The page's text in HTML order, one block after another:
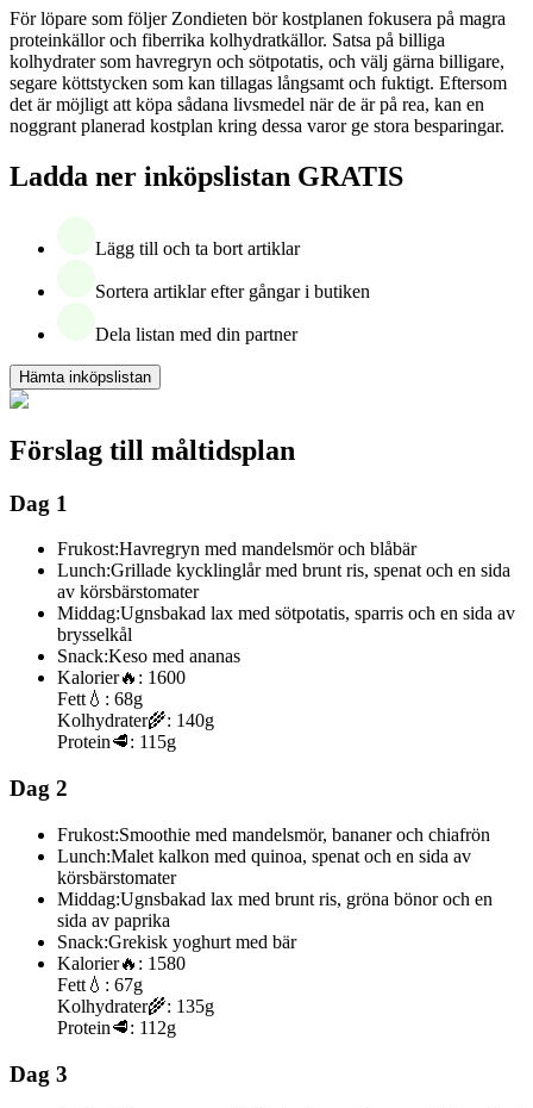
För löpare som följer Zondieten bör kostplanen fokusera på magra
proteinkällor och fiberrika kolhydratkällor. Satsa på billiga
kolhydrater som havregryn och sötpotatis, och välj gärna billigare,
segare köttstycken som kan tillagas långsamt och fuktigt. Eftersom
det är möjligt att köpa sådana livsmedel när de är på rea, kan en
noggrant planerad kostplan kring dessa varor ge stora besparingar.
Ladda ner inköpslistan GRATIS
Lägg till och ta bort artiklar
Sortera artiklar efter gångar i butiken
Dela listan med din partner
Hämta inköpslistan
Förslag till måltidsplan
Dag 1
Frukost:Havregryn med mandelsmör och blåbär
Lunch:Grillade kycklinglår med brunt ris, spenat och en sida
av körsbärstomater
Middag:Ugnsbakad lax med sötpotatis, sparris och en sida av
brysselkål
Snack:Keso med ananas
Kalorier🔥: 1600
Fett 💧: 68g
Kolhydrater🌾: 140g
Protein🥩: 115g
Dag 2
Frukost:Smoothie med mandelsmör, bananer och chiafrön
Lunch:Malet kalkon med quinoa, spenat och en sida av
körsbärstomater
Middag:Ugnsbakad lax med brunt ris, gröna bönor och en
sida av paprika
Snack:Grekisk yoghurt med bär
Kalorier🔥: 1580
Fett 💧: 67g
Kolhydrater🌾: 135g
Protein🥩: 112g
Dag 3